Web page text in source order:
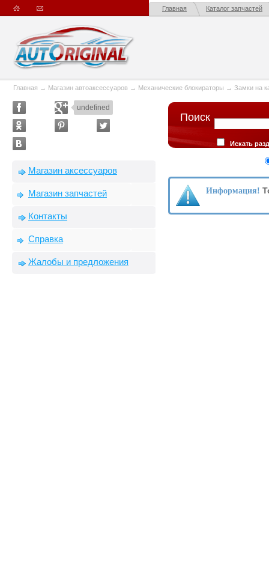
Главная Каталог запчастей
Главная → Магазин автоаксессуаров → Механические блокираторы → Замки на
undefined
Магазин аксессуаров
Магазин запчастей
Контакты
Справка
Жалобы и предложения
Поиск
Искать
Информация!